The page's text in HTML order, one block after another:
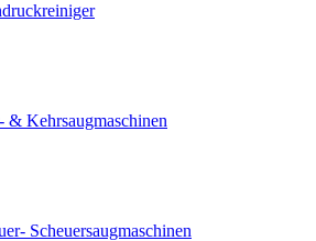
& Kehrsaugmaschinen
Scheuersaugmaschinen